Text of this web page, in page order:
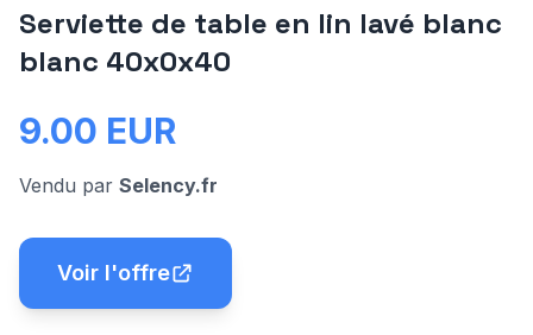
Serviette de table en lin lavé blanc
blanc 40x0x40
9.00 EUR
Vendu par Selency.fr
Voir l'offre